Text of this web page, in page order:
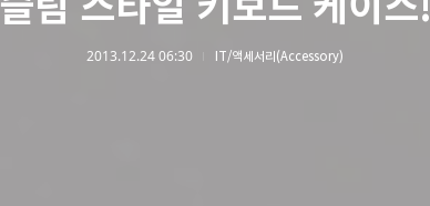
2013.12.24 06:30 IT/액세서리(Accessory)